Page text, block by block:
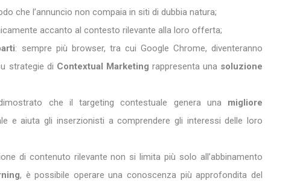
che l’annuncio non compaia in siti di dubbia natura;
accanto al contesto rilevante alla loro offerta;
: sempre più browser, tra cui Google Chrome, diventeranno
strategie di Contextual Marketing rappresenta una soluzione
che il targeting contestuale genera una migliore
e aiuta gli inserzionisti a comprendere gli interessi delle loro
di contenuto rilevante non si limita più solo all’abbinamento
, è possibile operare una conoscenza più approfondita del